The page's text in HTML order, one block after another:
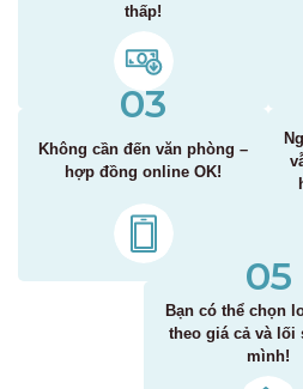
thấp!
03
Không cần đến văn phòng –
hợp đồng online OK!
05
Bạn có thể chọn
theo giá cả và lối
mình!